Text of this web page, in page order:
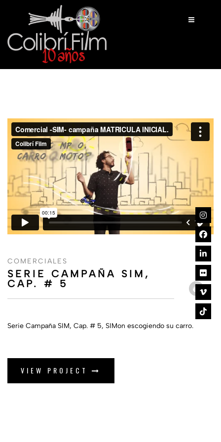
NOSOTROS
CONTACTO
BLOG
COMERCIALES
SERIE CAMPAÑA SIM,
CAP. # 5
Serie Campaña SIM, Cap. # 5, SIMon escogiendo su carro.
VIEW PROJECT